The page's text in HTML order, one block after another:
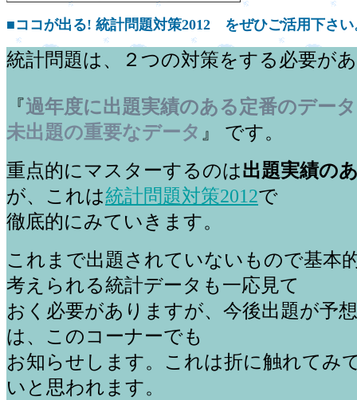
■ココが出る! 統計問題対策2012 をぜひご活用下さい
統計問題は、２つの対策をする必要が
『過年度に出題実績のある定番のデータ
未出題の重要なデータ 』 です。
重点的にマスターするのは出題実績の
が、これは統計問題対策2012で
徹底的にみていきます。
これまで出題されていないもので基本
考えられる統計データも一応見て
おく必要がありますが、今後出題が予
は、このコーナーでも
お知らせします。これは折に触れてみ
いと思われます。